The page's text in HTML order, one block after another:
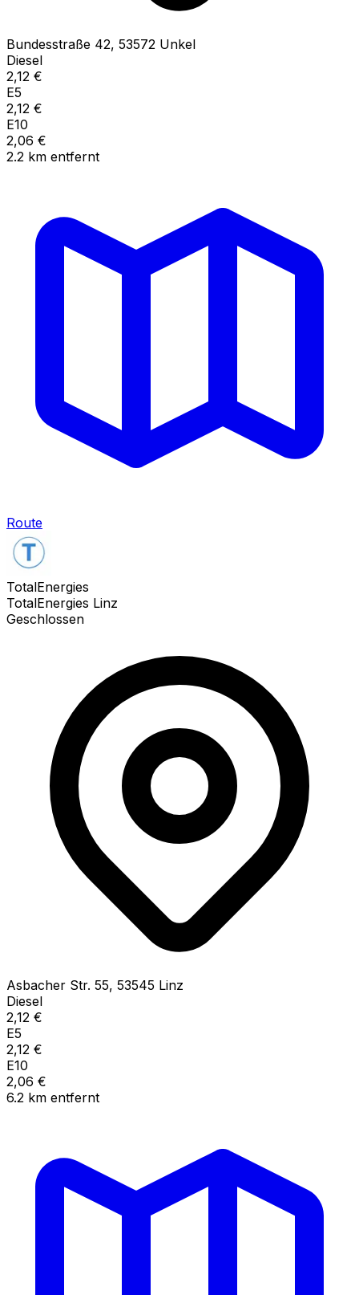
Bundesstraße 42, 53572 Unkel
Diesel
2,12 €
E5
2,12 €
E10
2,06 €
2.2 km entfernt
Route
TotalEnergies
TotalEnergies Linz
Geschlossen
Asbacher Str. 55, 53545 Linz
Diesel
2,12 €
E5
2,12 €
E10
2,06 €
6.2 km entfernt